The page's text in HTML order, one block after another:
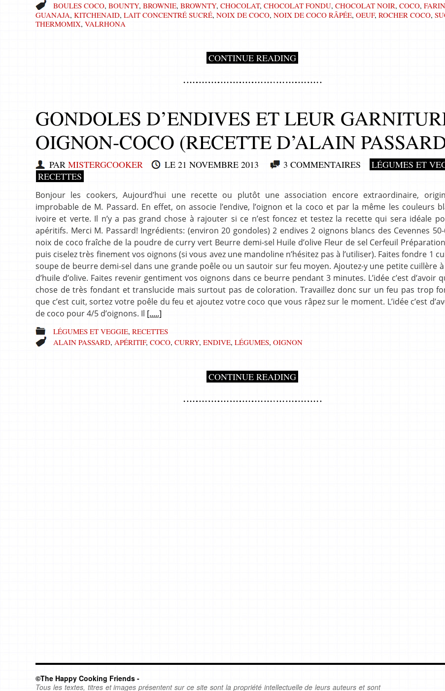
BOULES COCO, BOUNTY, BROWNIE, BROWNTY, CHOCOLAT, CHOCOLAT FONDU, CHOCOLAT NOIR, COCO,
GUANAJA, KITCHENAID, LAIT CONCENTRÉ SUCRÉ, NOIX DE COCO, NOIX DE COCO RÂPÉE, OEUF, ROCHER COCO,
THERMOMIX, VALRHONA
CONTINUE READING
GONDOLES D’ENDIVES ET LEUR
OIGNON-COCO (RECETTE D’ALAIN
PAR MISTERGCOOKER LE 21 NOVEMBRE 2013 3 COMMENTAIRES
LÉGUMES ET
RECETTES
Bonjour les cookers, Aujourd’hui une recette ou plutôt une association encore extraordinaire,
improbable de M. Passard. En effet, on associe l’endive, l’oignon et la coco et par la même les couleurs
ivoire et verte. Il n’y a pas grand chose à rajouter si ce n’est foncez et testez la recette qui sera idéale
apéritifs. Merci M. Passard! Ingrédients: (environ 20 gondoles) 2 endives 2 oignons blancs des Cevennes
noix de coco fraîche de la poudre de curry vert Beurre demi-sel Huile d’olive Fleur de sel Cerfeuil
puis ciselez très finement vos oignons (si vous avez une mandoline n’hésitez pas à l’utiliser). Faites fondre 1
soupe de beurre demi-sel dans une grande poêle ou un sautoir sur feu moyen. Ajoutez-y une petite cuillère
d’huile d’olive. Faites revenir gentiment vos oignons dans ce beurre pendant 3 minutes. L’idée c’est d’avoir
chose de très fondant et translucide mais surtout pas de coloration. Travaillez donc sur un feu pas trop
que c’est cuit, sortez votre poêle du feu et ajoutez votre coco que vous râpez sur le moment. L’idée c’est
de coco pour 4/5 d’oignons. Il [.....]
LÉGUMES ET VEGGIE, RECETTES
ALAIN PASSARD, APÉRITIF, COCO, CURRY, ENDIVE, LÉGUMES, OIGNON
CONTINUE READING
©The Happy Cooking Friends -
Tous les textes, titres et images présentent sur ce site sont la propriété intellectuelle de leurs auteurs et sont